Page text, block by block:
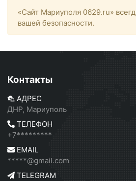
«Сайт Мариуполя 0629.ru»
вашей безопасности.
Контакты
АДРЕС
ДНР, Мариуполь
ТЕЛЕФОН
+7*********
EMAIL
*****@gmail.com
TELEGRAM